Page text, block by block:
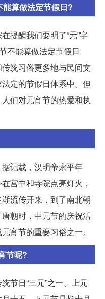
算做法定节假日?
提醒我们要明了“元”字
不能算做法定节假日
统习俗更多地与民间文
定的节假日体系中。但
们对元宵节的热爱和执
记载，汉明帝永平年
宫中和寺院点亮灯火，
流传开来，到了南北朝
朝时，中元节的庆祝活
宵节的重要习俗之一。
节呢?
节日“三元”之一。上元